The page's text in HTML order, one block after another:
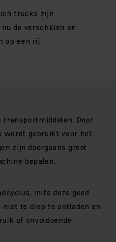
trucks zijn
de verschillen en
op een rij.
Door
wordt gebruikt voor het
zijn doorgaans groot
bepalen.
mits deze goed
te diep te ontladen en
of onvoldoende